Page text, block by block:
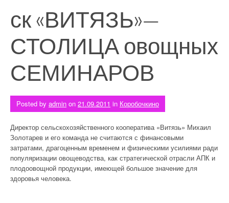
ск «ВИТЯЗЬ»—
СТОЛИЦА овощных
СЕМИНАРОВ
Posted by admin on 21.09.2011 in Коробочкино
Директор сельскохозяйственного кооператива «Витязь» Михаил
Золотарев и его команда не считаются с финансовыми
затратами, драгоценным временем и физическими усилиями ради
популяризации овощеводства, как стратегической отрасли АПК и
плодоовощной продукции, имеющей большое значение для
здоровья человека.